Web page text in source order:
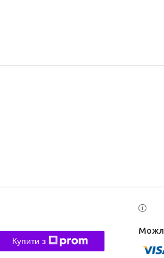
Купити з